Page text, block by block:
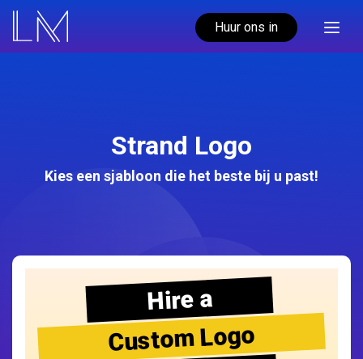
Huur ons in
Strand Logo
Kies een sjabloon die het beste bij u past!
Hire a
Custom Logo